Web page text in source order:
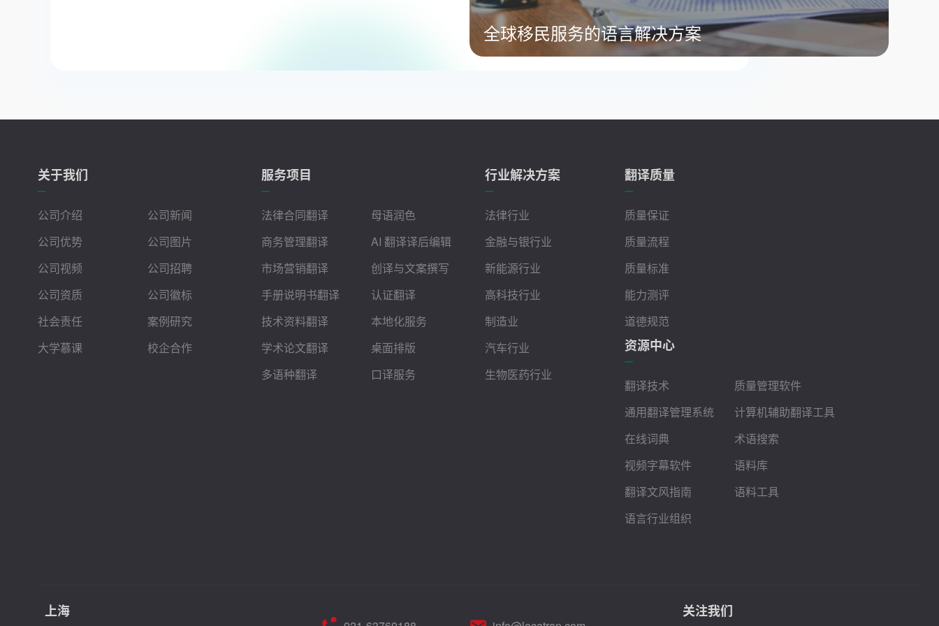
全球移民服务的语言解决方案
关于我们
公司介绍
公司新闻
公司优势
公司图片
公司视频
公司招聘
公司资质
公司徽标
社会责任
案例研究
大学慕课
校企合作
服务项目
法律合同翻译
母语润色
商务管理翻译
AI 翻译译后编辑
市场营销翻译
创译与文案撰写
手册说明书翻译
认证翻译
技术资料翻译
本地化服务
学术论文翻译
桌面排版
多语种翻译
口译服务
行业解决方案
法律行业
金融与银行业
新能源行业
高科技行业
制造业
汽车行业
生物医药行业
翻译质量
质量保证
质量流程
质量标准
能力测评
道德规范
资源中心
翻译技术
质量管理软件
通用翻译管理系统
计算机辅助翻译工具
在线词典
术语搜索
视频字幕软件
语料库
翻译文风指南
语料工具
语言行业组织
关注我们
上海